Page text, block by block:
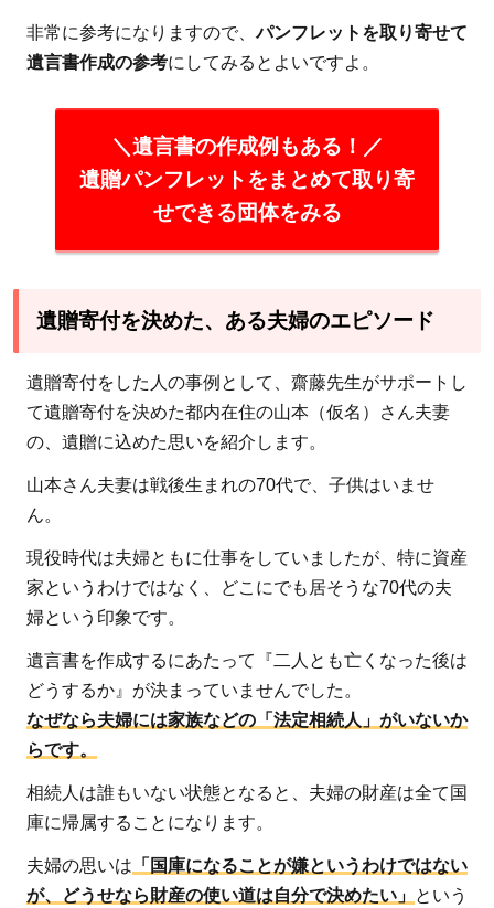
非常に参考になりますので、パンフレットを取り寄せて
遺言書作成の参考にしてみるとよいですよ。
＼遺言書の作成例もある！／
遺贈パンフレットをまとめて取り寄
せできる団体をみる
遺贈寄付を決めた、ある夫婦のエピソード
遺贈寄付をした人の事例として、齋藤先生がサポートし
て遺贈寄付を決めた都内在住の山本（仮名）さん夫妻
の、遺贈に込めた思いを紹介します。
山本さん夫妻は戦後生まれの70代で、子供はいませ
ん。
現役時代は夫婦ともに仕事をしていましたが、特に資産
家というわけではなく、どこにでも居そうな70代の夫
婦という印象です。
遺言書を作成するにあたって『二人とも亡くなった後は
どうするか』が決まっていませんでした。
なぜなら夫婦には家族などの「法定相続人」がいないか
らです。
相続人は誰もいない状態となると、夫婦の財産は全て国
庫に帰属することになります。
夫婦の思いは 「国庫になることが嫌というわけではない
が、どうせなら財産の使い道は自分で決めたい」 という